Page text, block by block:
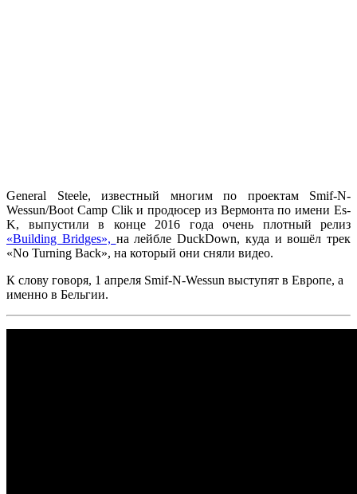
General Steele, известный многим по проектам Smif-N-
Wessun/Boot Camp Clikи продюсер из Вермонта по имениEs-
K, выпустили в конце 2016 года очень плотный релиз
«Building Bridges», на лейбле DuckDown, куда и вошёл трек
«No Turning Back», на который они сняли видео.
К слову говоря, 1 апреля Smif-N-Wessun выступят в Европе, а
именно в Бельгии.